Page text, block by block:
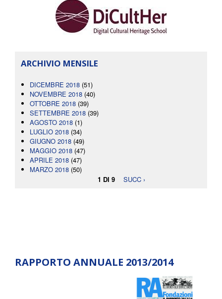
ARCHIVIO MENSILE
DICEMBRE 2018 (51)
NOVEMBRE 2018 (40)
OTTOBRE 2018 (39)
SETTEMBRE 2018 (39)
AGOSTO 2018 (1)
LUGLIO 2018 (34)
GIUGNO 2018 (49)
MAGGIO 2018 (47)
APRILE 2018 (47)
MARZO 2018 (50)
1 DI 9
SUCC ›
RAPPORTO ANNUALE 2013/2014